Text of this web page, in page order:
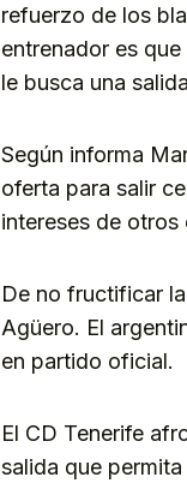
refuerzo de los
entrenador es
le busca una
Según informa
oferta para salir
intereses de otros
De no fructificar
Agüero. El
en partido oficial.
El CD Tenerife
salida que